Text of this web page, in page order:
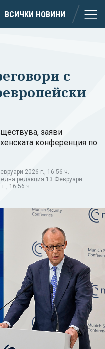
ВСИЧКИ НОВИНИ
с
заяви
конференция по
2026 г., 16:56 ч.
редакция 13 Февруари
г., 16:56 ч.